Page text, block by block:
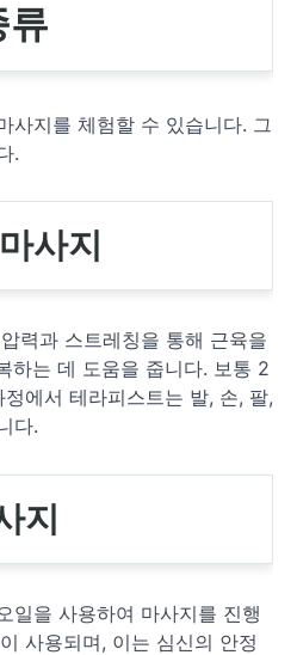
류
사지를 체험할 수 있습니다. 그
.
사지
력과 스트레칭을 통해 근육을
하는 데 도움을 줍니다. 보통 2
에서 테라피스트는 발, 손, 팔,
다.
지
일을 사용하여 마사지를 진행
사용되며, 이는 심신의 안정